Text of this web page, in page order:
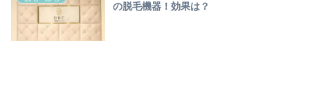
の脱毛機器！効果は？